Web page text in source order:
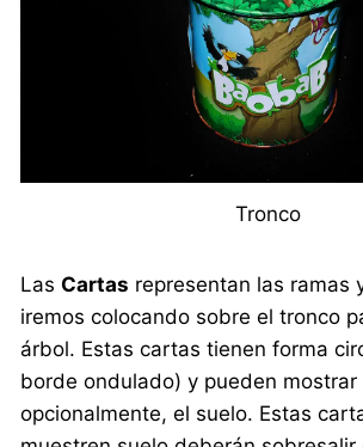
Tronco
LasCartas representan las ramas
iremos colocando sobre el tronco
árbol. Estas cartas tienen forma
borde ondulado) y pueden mostrar
opcionalmente, el suelo. Estas